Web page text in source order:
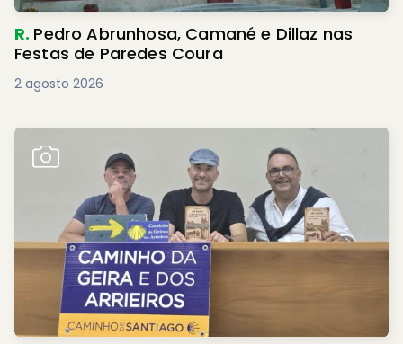
R. Pedro Abrunhosa, Camané e Dillaz nas
Festas de Paredes Coura
2 agosto 2026